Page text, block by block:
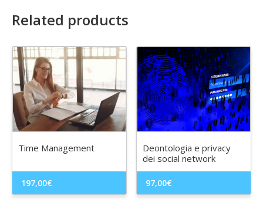
Related products
Time Management
197,00€
Deontologia e privacy
dei social network
97,00€